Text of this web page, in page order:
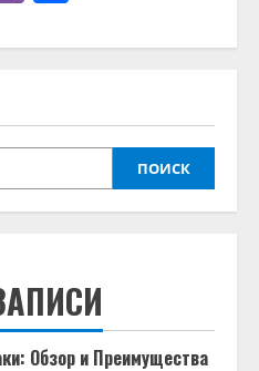
ПОИСК
Обзор и Преимущества